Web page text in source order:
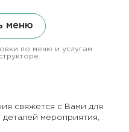
меню
по меню и услугам
свяжется с Вами для
мероприятия,